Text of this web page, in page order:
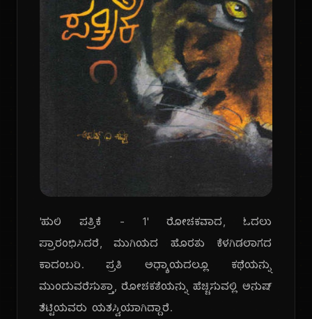
'ಹುಲಿ ಪತ್ರಿಕೆ - 1' ರೋಚಕವಾದ, ಓದಲು
ಪ್ರಾರಂಭಿಸಿದರೆ, ಮುಗಿಯದ ಹೊರತು ಕೆಳಗಿಡಲಾಗದ
ಕಾದಂಬರಿ. ಪ್ರತಿ ಅಧ್ಯಾಯದಲ್ಲೂ ಕಥೆಯನ್ನು
ಮುಂದುವರೆಸುತ್ತಾ, ರೋಚಕತೆಯನ್ನು ಹೆಚ್ಚಿಸುವಲ್ಲಿ ಅನುಷ್
ಶೆಟ್ಟಿಯವರು ಯಶಸ್ವಿಯಾಗಿದ್ದಾರೆ.